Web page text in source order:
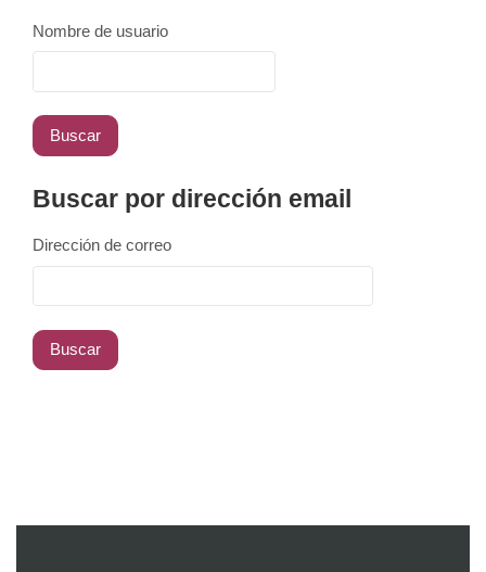
Nombre de usuario
Buscar por dirección email
Dirección de correo